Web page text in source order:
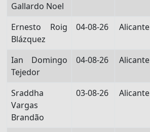
Gallardo Noel
Ernesto Roig
Blázquez
04-08-26 Alicante
Ian Domingo
Tejedor
04-08-26 Alicante
Sraddha
Vargas
Brandão
03-08-26 Alicante